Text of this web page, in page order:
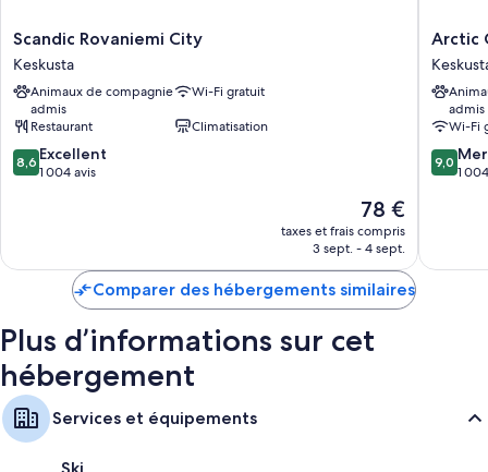
Scandic
Rovaniemi
City
Keskusta
Scandic Rovaniemi City
Keskusta
Animaux de compagnie
admis
Wi-Fi gratuit
Restaurant
Climatisation
8.6
sur
8,6 Excellent
1 004 avis
Le
nouveau
prix
de
78 €
taxes et frais compris
3 sept. - 4 sept.
Arctic
City
Hotel
Arctic
admis
Wi-Fi
9.0
sur
9,0
1
Comparer des hébergements similaires
Plus d’informations sur cet
hébergement
Services et équipements
Ski